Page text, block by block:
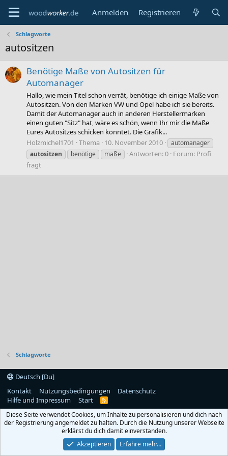
Anmelden Registrieren
Schlagworte
autositzen
Benötige Maße von Autositzen für
Automanager
Hallo, wie mein Titel schon verrät, benötige ich einige Maße von
Autositzen. Von den Marken VW und Opel habe ich sie bereits.
Damit der Automanager auch in anderen Herstellermarken
einen guten "Sitz" hat, wäre es schön, wenn Ihr mir die Maße
Eures Autositzes schicken könntet. Die Grafik...
Holzmichel1701
Thema 10. November 2010
automanager
autositzen
benötige maße Antworten: 0 Forum: Profi
fragt
Schlagworte
Deutsch [Du]
Kontakt
Nutzungsbedingungen
Datenschutz
Hilfe und Impressum
Start
R
S
Diese Seite verwendet Cookies, um Inhalte zu personalisieren und dich nach
der Registrierung angemeldet zu halten. Durch die Nutzung unserer Webseite
erklärst du dich damit einverstanden.
Akzeptieren
Erfahre mehr…